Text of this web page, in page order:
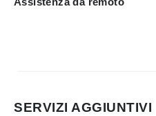
SERVIZI AGGIUNTIVI